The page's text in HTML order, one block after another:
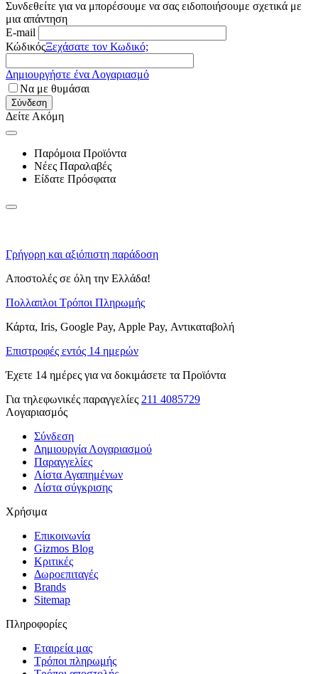
Συνδεθείτε για να μπορέσουμε να σας ειδοποιήσουμε σχετικά με
μια απάντηση
E-mail
ΚώδικόςΞεχάσατε τον Κωδικό;
Δημιουργήστε ένα Λογαριασμό
Να με θυμάσαι
Σύνδεση
Δείτε Ακόμη
Παρόμοια Προϊόντα
Νέες Παραλαβές
Είδατε Πρόσφατα
Γρήγορη και αξιόπιστη παράδοση
Αποστολές σε όλη την Ελλάδα!
Πολλαπλοι Τρόποι Πληρωμής
Κάρτα, Iris, Google Pay, Apple Pay, Αντικαταβολή
Επιστροφές εντός 14 ημερών
Έχετε 14 ημέρες για να δοκιμάσετε τα Προϊόντα
Για τηλεφωνικές παραγγελίες 211 4085729
Λογαριασμός
Σύνδεση
Δημιουργία Λογαριασμού
Παραγγελίες
Λίστα Αγαπημένων
Λίστα σύγκρισης
Χρήσιμα
Επικοινωνία
Gizmos Blog
Κριτικές
Δωροεπιταγές
Brands
Sitemap
Πληροφορίες
Εταιρεία μας
Τρόποι πληρωμής